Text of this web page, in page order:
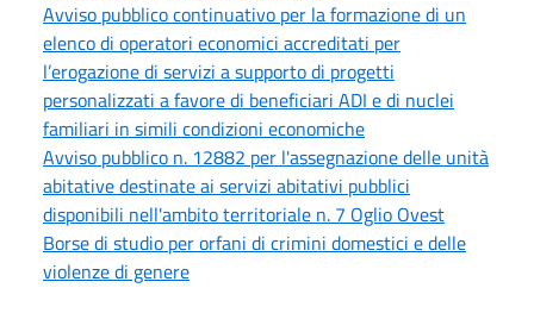
Avviso pubblico continuativo per la formazione di un
elenco di operatori economici accreditati per
l’erogazione di servizi a supporto di progetti
personalizzati a favore di beneficiari ADI e di nuclei
familiari in simili condizioni economiche
Avviso pubblico n. 12882 per l'assegnazione delle unità
abitative destinate ai servizi abitativi pubblici
disponibili nell'ambito territoriale n. 7 Oglio Ovest
Borse di studio per orfani di crimini domestici e delle
violenze di genere